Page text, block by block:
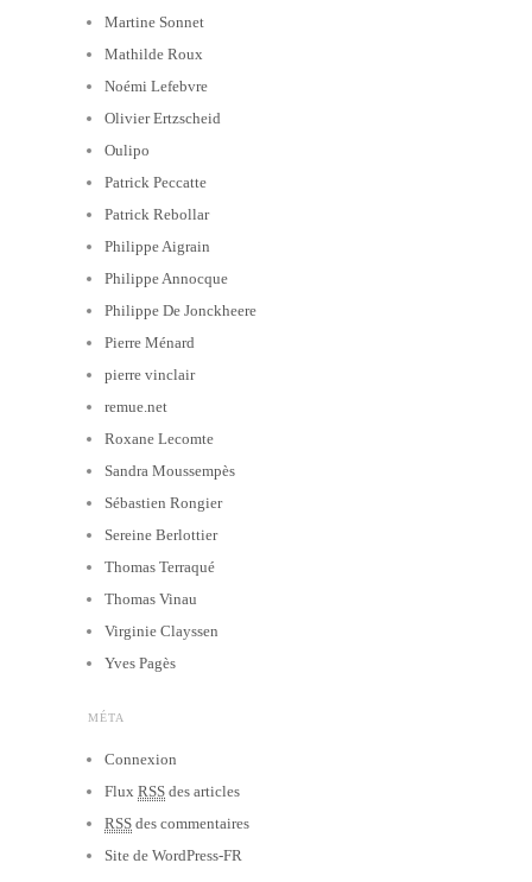
Martine Sonnet
Mathilde Roux
Noémi Lefebvre
Olivier Ertzscheid
Oulipo
Patrick Peccatte
Patrick Rebollar
Philippe Aigrain
Philippe Annocque
Philippe De Jonckheere
Pierre Ménard
pierre vinclair
remue.net
Roxane Lecomte
Sandra Moussempès
Sébastien Rongier
Sereine Berlottier
Thomas Terraqué
Thomas Vinau
Virginie Clayssen
Yves Pagès
MÉTA
Connexion
Flux RSS des articles
RSS des commentaires
Site de WordPress-FR